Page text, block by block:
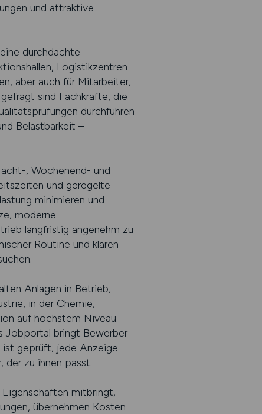
und attraktive
durchdachte
Logistikzentren
aber auch für Mitarbeiter,
sind Fachkräfte, die
durchführen
Belastbarkeit –
, Wochenend- und
und geregelte
minimieren und
moderne
langfristig angenehm zu
Routine und klaren
Anlagen in Betrieb,
in der Chemie,
auf höchstem Niveau.
Jobportal bringt Bewerber
geprüft, jede Anzeige
der zu ihnen passt.
mitbringt,
übernehmen Kosten